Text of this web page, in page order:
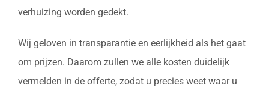
verhuizing worden gedekt.
Wij geloven in transparantie en eerlijkheid als het gaat
om prijzen. Daarom zullen we alle kosten duidelijk
vermelden in de offerte, zodat u precies weet waar u